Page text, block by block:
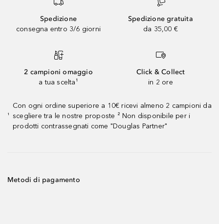
Spedizione
consegna entro 3/6 giorni
Spedizione gratuita
da 35,00 €
2 campioni omaggio
a tua scelta¹
Click & Collect
in 2 ore
¹
Con ogni ordine superiore a 10€ ricevi almeno 2 campioni da
scegliere tra le nostre proposte ² Non disponibile per i
prodotti contrassegnati come "Douglas Partner"
Metodi di pagamento